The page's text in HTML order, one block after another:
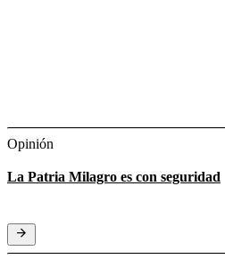
Opinión
La Patria Milagro es con seguridad